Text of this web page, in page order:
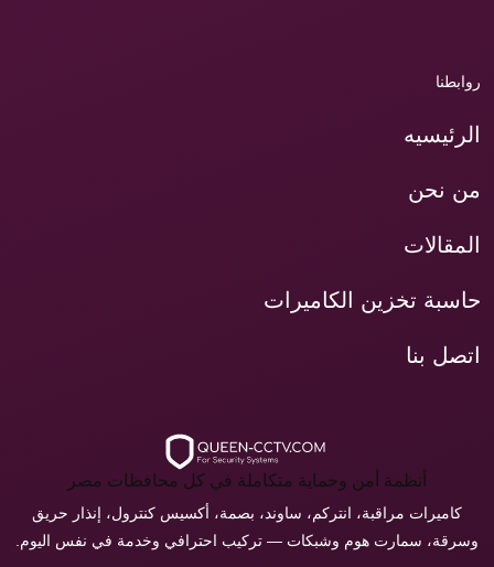
روابطنا
الرئيسيه
من نحن
المقالات
حاسبة تخزين الكاميرات
اتصل بنا
أنظمة أمن وحماية متكاملة في كل محافظات مصر
كاميرات مراقبة، انتركم، ساوند، بصمة، أكسيس كنترول، إنذار حريق
وسرقة، سمارت هوم وشبكات — تركيب احترافي وخدمة في نفس اليوم.